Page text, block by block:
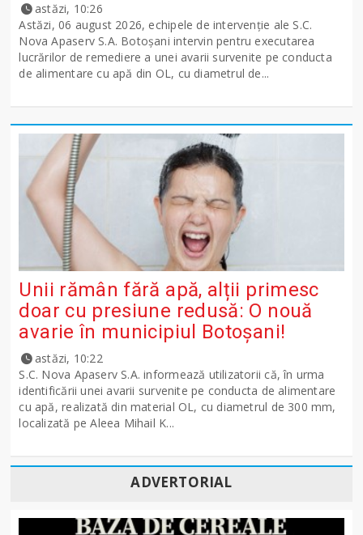
astăzi, 10:26
Astăzi, 06 august 2026, echipele de intervenție ale S.C.
Nova Apaserv S.A. Botoșani intervin pentru executarea
lucrărilor de remediere a unei avarii survenite pe conducta
de alimentare cu apă din OL, cu diametrul de...
Unii rămân fără apă, alții primesc
doar cu presiune redusă: O nouă
avarie în municipiul Botoșani!
astăzi, 10:22
S.C. Nova Apaserv S.A. informează utilizatorii că, în urma
identificării unei avarii survenite pe conducta de alimentare
cu apă, realizată din material OL, cu diametrul de 300 mm,
localizată pe Aleea Mihail K...
ADVERTORIAL